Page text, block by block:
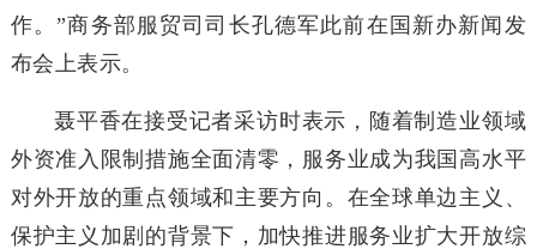
作。”商务部服贸司司长孔德军此前在国新办新闻发
布会上表示。
聂平香在接受记者采访时表示，随着制造业领域
外资准入限制措施全面清零，服务业成为我国高水平
对外开放的重点领域和主要方向。在全球单边主义、
保护主义加剧的背景下，加快推进服务业扩大开放综